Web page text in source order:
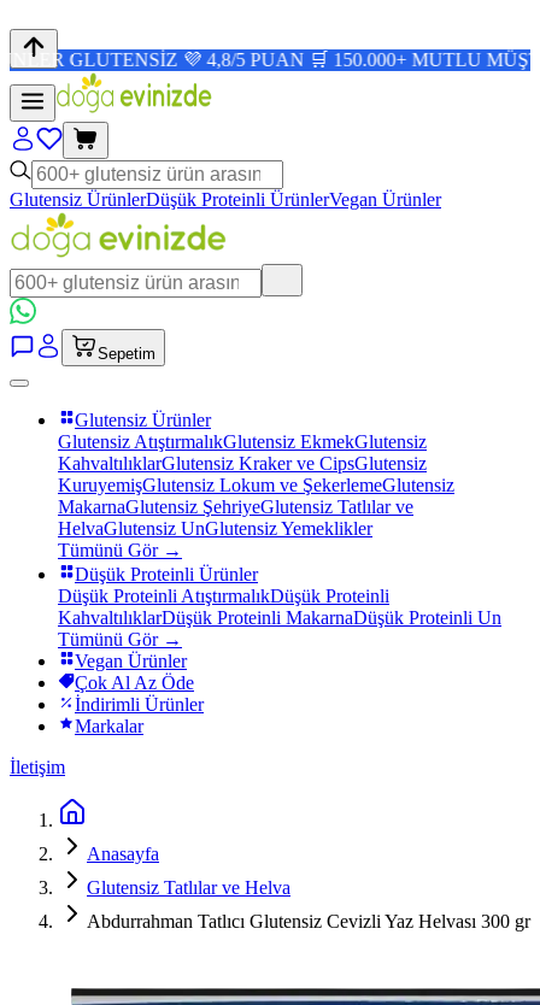
💜 4,8/5 PUAN 🛒 150.000+ MUTLU MÜŞTERİ ✨
Glutensiz ÜrünlerDüşük Proteinli ÜrünlerVegan Ürünler
Sepetim
Glutensiz Ürünler
Glutensiz AtıştırmalıkGlutensiz EkmekGlutensiz
KahvaltılıklarGlutensiz Kraker ve CipsGlutensiz
KuruyemişGlutensiz Lokum ve ŞekerlemeGlutensiz
MakarnaGlutensiz ŞehriyeGlutensiz Tatlılar ve
HelvaGlutensiz UnGlutensiz Yemeklikler
Tümünü Gör →
Düşük Proteinli Ürünler
Düşük Proteinli AtıştırmalıkDüşük Proteinli
KahvaltılıklarDüşük Proteinli MakarnaDüşük Proteinli Un
Tümünü Gör →
Vegan Ürünler
Çok Al Az Öde
İndirimli Ürünler
Markalar
İletişim
Anasayfa
Glutensiz Tatlılar ve Helva
Abdurrahman Tatlıcı Glutensiz Cevizli Yaz Helvası 300 gr